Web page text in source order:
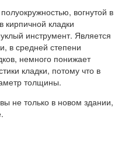
вогнутой в
кирпичной кладки
инструмент. Является
в средней степени
немного понижает
кладки, потому что в
толщины.
не только в новом здании,